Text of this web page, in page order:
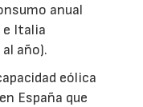
anual
e Italia
año).
eólica
España que